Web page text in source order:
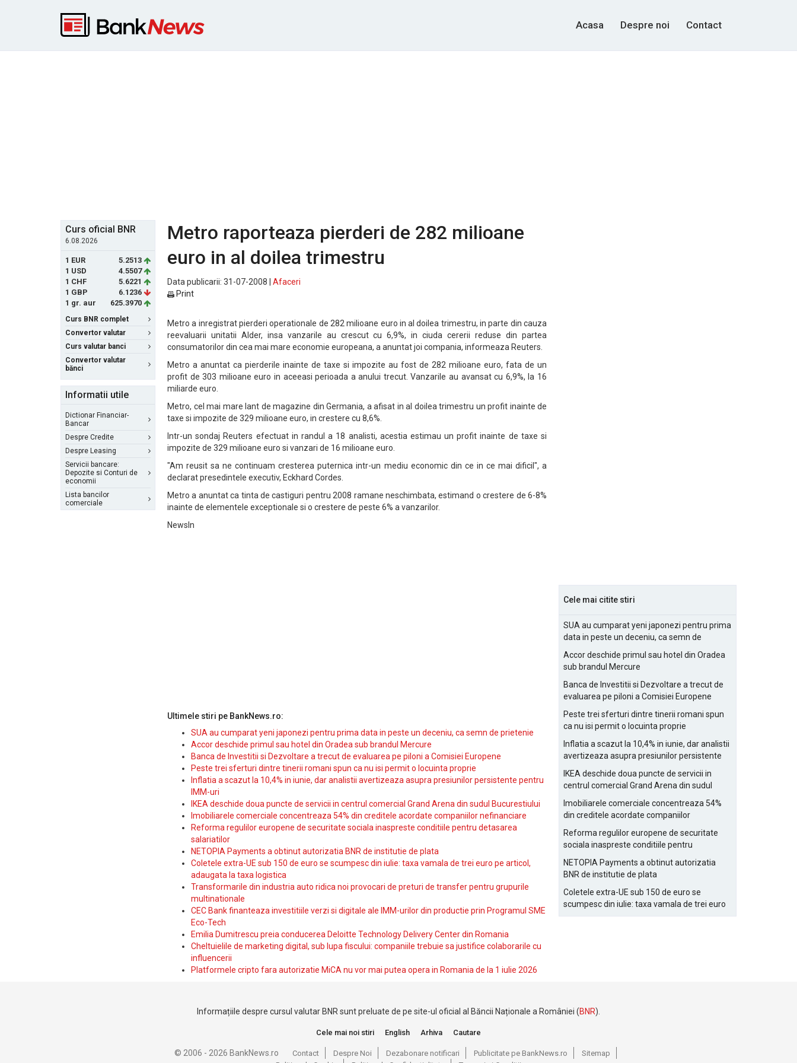
Acasa Despre noi Contact
Curs oficial BNR
6.08.2026
1 EUR
5.2513
1 USD
4.5507
1 CHF
5.6221
1 GBP
6.1236
1 gr. aur
625.3970
Curs BNR complet
Convertor valutar
Curs valutar banci
Convertor valutar
bănci
Informatii utile
Dictionar Financiar-
Bancar
Despre Credite
Despre Leasing
Servicii bancare:
Depozite si Conturi de
economii
Lista bancilor
comerciale
Metro raporteaza pierderi de 282 milioane
euro in al doilea trimestru
Data publicarii: 31-07-2008 | Afaceri
Print
Metro a inregistrat pierderi operationale de 282 milioane euro in al doilea trimestru, in parte din cauza
reevaluarii unitatii Alder, insa vanzarile au crescut cu 6,9%, in ciuda cererii reduse din partea
consumatorilor din cea mai mare economie europeana, a anuntat joi compania, informeaza Reuters.
Metro a anuntat ca pierderile inainte de taxe si impozite au fost de 282 milioane euro, fata de un
profit de 303 milioane euro in aceeasi perioada a anului trecut. Vanzarile au avansat cu 6,9%, la 16
miliarde euro.
Metro, cel mai mare lant de magazine din Germania, a afisat in al doilea trimestru un profit inainte de
taxe si impozite de 329 milioane euro, in crestere cu 8,6%.
Intr-un sondaj Reuters efectuat in randul a 18 analisti, acestia estimau un profit inainte de taxe si
impozite de 329 milioane euro si vanzari de 16 milioane euro.
"Am reusit sa ne continuam cresterea puternica intr-un mediu economic din ce in ce mai dificil", a
declarat presedintele executiv, Eckhard Cordes.
Metro a anuntat ca tinta de castiguri pentru 2008 ramane neschimbata, estimand o crestere de 6-8%
inainte de elementele exceptionale si o crestere de peste 6% a vanzarilor.
NewsIn
Ultimele stiri pe BankNews.ro:
SUA au cumparat yeni japonezi pentru prima data in peste un deceniu, ca semn de prietenie
Accor deschide primul sau hotel din Oradea sub brandul Mercure
Banca de Investitii si Dezvoltare a trecut de evaluarea pe piloni a Comisiei Europene
Peste trei sferturi dintre tinerii romani spun ca nu isi permit o locuinta proprie
Inflatia a scazut la 10,4% in iunie, dar analistii avertizeaza asupra presiunilor persistente pentru
IMM-uri
IKEA deschide doua puncte de servicii in centrul comercial Grand Arena din sudul Bucurestiului
Imobiliarele comerciale concentreaza 54% din creditele acordate companiilor nefinanciare
Reforma regulilor europene de securitate sociala inaspreste conditiile pentru detasarea
salariatilor
NETOPIA Payments a obtinut autorizatia BNR de institutie de plata
Coletele extra-UE sub 150 de euro se scumpesc din iulie: taxa vamala de trei euro pe articol,
adaugata la taxa logistica
Transformarile din industria auto ridica noi provocari de preturi de transfer pentru grupurile
multinationale
CEC Bank finanteaza investitiile verzi si digitale ale IMM-urilor din productie prin Programul SME
Eco-Tech
Emilia Dumitrescu preia conducerea Deloitte Technology Delivery Center din Romania
Cheltuielile de marketing digital, sub lupa fiscului: companiile trebuie sa justifice colaborarile cu
influencerii
Platformele cripto fara autorizatie MiCA nu vor mai putea opera in Romania de la 1 iulie 2026
Cele mai citite stiri
SUA au cumparat yeni japonezi pentru prima
data in peste un deceniu, ca semn de
Accor deschide primul sau hotel din Oradea
sub brandul Mercure
Banca de Investitii si Dezvoltare a trecut de
evaluarea pe piloni a Comisiei Europene
Peste trei sferturi dintre tinerii romani spun
ca nu isi permit o locuinta proprie
Inflatia a scazut la 10,4% in iunie, dar analistii
avertizeaza asupra presiunilor persistente
IKEA deschide doua puncte de servicii in
centrul comercial Grand Arena din sudul
Imobiliarele comerciale concentreaza 54%
din creditele acordate companiilor
Reforma regulilor europene de securitate
sociala inaspreste conditiile pentru
NETOPIA Payments a obtinut autorizatia
BNR de institutie de plata
Coletele extra-UE sub 150 de euro se
scumpesc din iulie: taxa vamala de trei euro
pe articol, adaugata la taxa logistica
Informațiile despre cursul valutar BNR sunt preluate de pe site-ul oficial al Băncii Naționale a României (BNR).
Cele mai noi stiri English Arhiva Cautare
© 2006 - 2026 BankNews.ro Contact Despre Noi Dezabonare notificari Publicitate pe BankNews.ro
Sitemap